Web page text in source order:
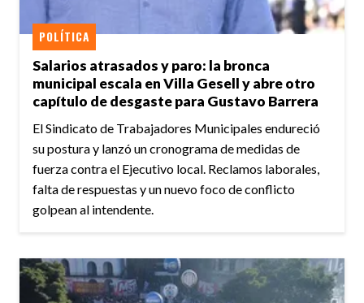
Salarios atrasados y paro: la bronca
municipal escala en Villa Gesell y abre otro
capítulo de desgaste para Gustavo Barrera
POLÍTICA
El Sindicato de Trabajadores Municipales endureció
su postura y lanzó un cronograma de medidas de
fuerza contra el Ejecutivo local. Reclamos laborales,
falta de respuestas y un nuevo foco de conflicto
golpean al intendente.